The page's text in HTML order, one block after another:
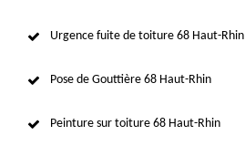
Urgence fuite de toiture 68 Haut-Rhin
Pose de Gouttière 68 Haut-Rhin
Peinture sur toiture 68 Haut-Rhin